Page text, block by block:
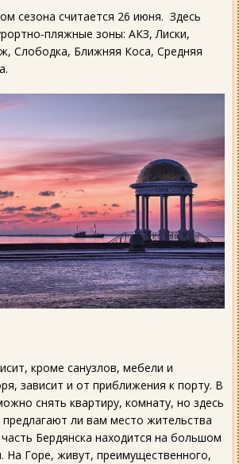
сезона считается 26 июня. Здесь
пляжные зоны: АКЗ, Лиски,
Слободка, Ближняя Коса, Средняя
кроме санузлов, мебели и
зависит и от приближения к порту. В
снять квартиру, комнату, но здесь
ли вам место жительства
Бердянска находится на большом
Горе, живут, преимущественного,